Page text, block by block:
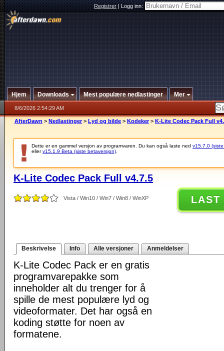
Registrer|Logg inn:
Hjem Downloads Mest populære nedlastinger Mer
8/6/2026 2:54:29 AM
AfterDawn > Nedlastinger > Lyd og bilde > Kodeker > K-Lite Codec Pack Full
Dette er en gammel versjon av programvaren. Du kan også laste ned v15.7.0
ellerv15.1.9 Beta (siste betaversjon)
K-Lite Codec Pack Full v4.7.5
Vista / Win10 / Win7 / Win8 / WinXP LAST
Beskrivelse Info Alle versjoner Anmeldelser
K-Lite Codec Pack er en gratis
programvarepakke som
inneholder alt du trenger for å
spille de mest populære lyd og
videoformater. Det har også en
koding støtte for noen av
formatene.